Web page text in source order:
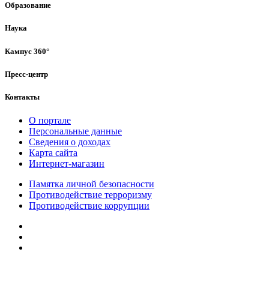
Образование
Наука
Кампус 360°
Пресс-центр
Контакты
О портале
Персональные данные
Сведения о доходах
Карта сайта
Интернет-магазин
Памятка личной безопасности
Противодействие терроризму
Противодействие коррупции